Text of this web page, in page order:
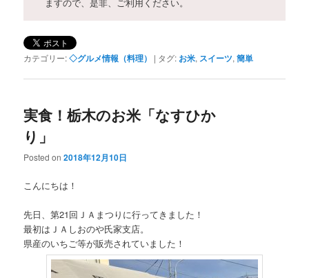
カテゴリー:◇グルメ情報（料理） | タグ: お米, スイーツ,簡単
実食！栃木のお米「なすひか
り」
Posted on2018年12月10日
こんにちは！
先日、第21回ＪＡまつりに行ってきました！
最初はＪＡしおのや氏家支店。
県産のいちご等が販売されていました！